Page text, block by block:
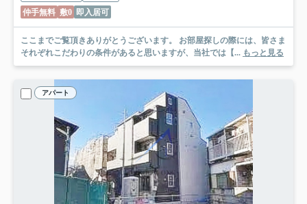
仲手無料 敷0 即入居可
ここまでご覧頂きありがとうございます。 お部屋探しの際には、皆さま
それぞれこだわりの条件があると思いますが、当社では【... もっと見る
アパート